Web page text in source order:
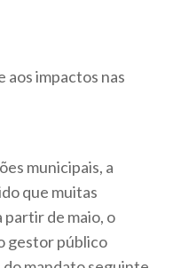
impactos nas
municipais, a
que muitas
partir de maio, o
gestor público